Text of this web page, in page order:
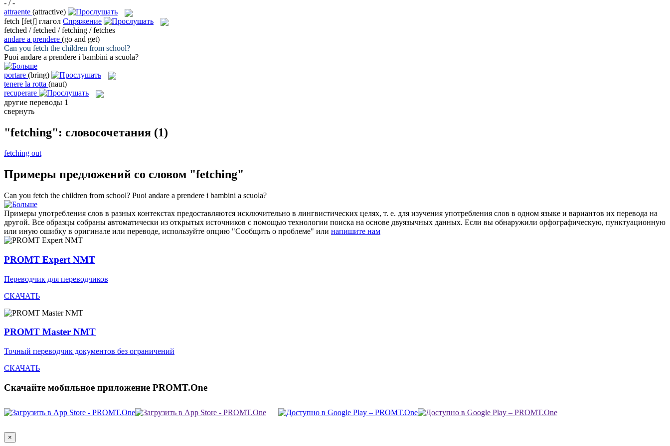
- / -
attraente (attractive)
fetch [fetʃ] глагол Спряжение
fetched / fetched / fetching / fetches
andare a prendere (go and get)
Can you fetch the children from school?
Puoi andare a prendere i bambini a scuola?
portare (bring)
tenere la rotta (naut)
recuperare
другие переводы 1
свернуть
"fetching": словосочетания (1)
fetching out
Примеры предложений со словом "fetching"
Can you fetch the children from school? Puoi andare a prendere i bambini a scuola?
Примеры употребления слов в разных контекстах предоставляются исключительно в лингвистических целях, т. е. для изучения употребления слов в одном языке и вариантов их перевода на
другой. Все образцы собраны автоматически из открытых источников с помощью технологии поиска на основе двуязычных данных. Если вы обнаружили орфографическую, пунктуационную
или иную ошибку в оригинале или переводе, используйте опцию "Сообщить о проблеме" или напишите нам
PROMT Expert NMT
Переводчик для переводчиков
СКАЧАТЬ
PROMT Master NMT
Точный переводчик документов без ограничений
СКАЧАТЬ
Скачайте мобильное приложение PROMT.One
×